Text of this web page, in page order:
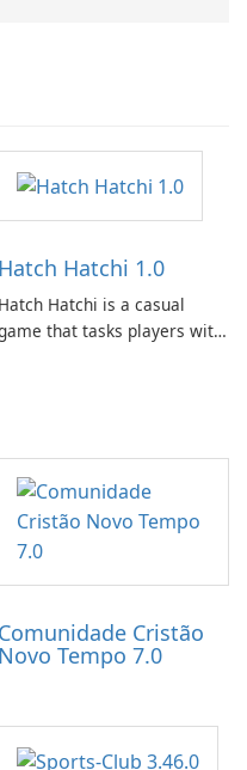
Hatch Hatchi 1.0
Hatch Hatchi is a casual
that tasks players with
eggs and
expanding gameplay through
continued hatching.
Comunidade Cristão
Novo Tempo 7.0